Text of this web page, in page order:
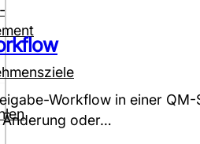
Workflow in einer
oder…